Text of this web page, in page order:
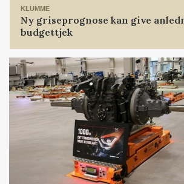
KLUMME
Ny griseprognose kan give
budgettjek